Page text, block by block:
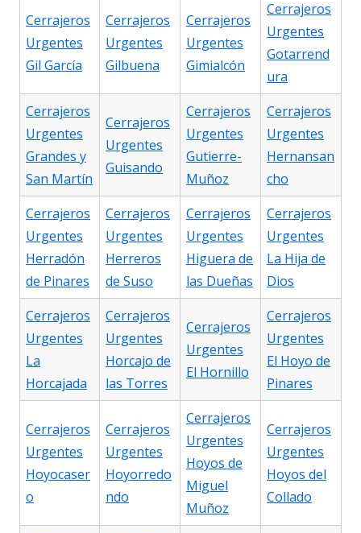
Cerrajeros
Urgentes
Gil García
Cerrajeros
Urgentes
Gilbuena
Cerrajeros
Urgentes
Gimialcón
Cerrajeros
Urgentes
Gotarrend
ura
Cerrajeros
Urgentes
Grandes y
San Martín
Cerrajeros
Urgentes
Guisando
Cerrajeros
Urgentes
Gutierre-
Muñoz
Cerrajeros
Urgentes
Hernansan
cho
Cerrajeros
Urgentes
Herradón
de Pinares
Cerrajeros
Urgentes
Herreros
de Suso
Cerrajeros
Urgentes
Higuera de
las Dueñas
Cerrajeros
Urgentes
La Hija de
Dios
Cerrajeros
Urgentes
La
Horcajada
Cerrajeros
Urgentes
Horcajo de
las Torres
Cerrajeros
Urgentes
El Hornillo
Cerrajeros
Urgentes
El Hoyo de
Pinares
Cerrajeros
Urgentes
Hoyocaser
o
Cerrajeros
Urgentes
Hoyorredo
ndo
Cerrajeros
Urgentes
Hoyos de
Miguel
Muñoz
Cerrajeros
Urgentes
Hoyos del
Collado